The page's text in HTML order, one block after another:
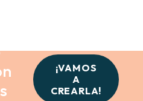
¡VAMOS
A
CREARLA!